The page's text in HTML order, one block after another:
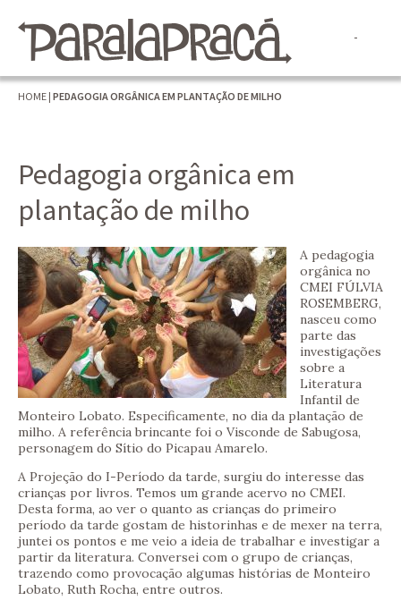
HOME | PEDAGOGIA ORGÂNICA EM PLANTAÇÃO DE MILHO
Pedagogia orgânica em
plantação de milho
A pedagogia
orgânica no
CMEI FÚLVIA
ROSEMBERG,
nasceu como
parte das
investigações
sobre a
Literatura
Infantil de
Monteiro Lobato. Especificamente, no dia da plantação de
milho. A referência brincante foi o Visconde de Sabugosa,
personagem do Sítio do Picapau Amarelo.
A Projeção do I-Período da tarde, surgiu do interesse das
crianças por livros. Temos um grande acervo no CMEI.
Desta forma, ao ver o quanto as crianças do primeiro
período da tarde gostam de historinhas e de mexer na terra,
juntei os pontos e me veio a ideia de trabalhar e investigar a
partir da literatura. Conversei com o grupo de crianças,
trazendo como provocação algumas histórias de Monteiro
Lobato, Ruth Rocha, entre outros.